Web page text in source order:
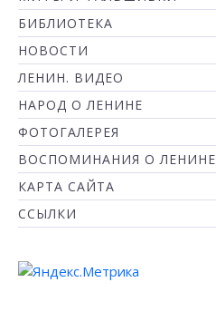
БИБЛИОТЕКА
НОВОСТИ
ЛЕНИН. ВИДЕО
НАРОД О ЛЕНИНЕ
ФОТОГАЛЕРЕЯ
ВОСПОМИНАНИЯ О ЛЕНИНЕ
КАРТА САЙТА
ССЫЛКИ